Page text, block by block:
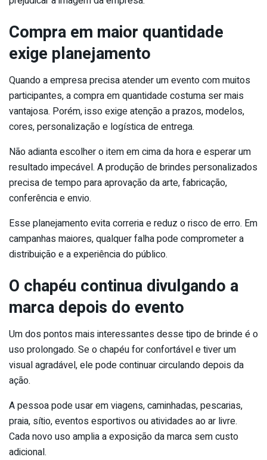
Compra em maior quantidade
exige planejamento
Quando a empresa precisa atender um evento com muitos
participantes, a compra em quantidade costuma ser mais
vantajosa. Porém, isso exige atenção a prazos, modelos,
cores, personalização e logística de entrega.
Não adianta escolher o item em cima da hora e esperar um
resultado impecável. A produção de brindes personalizados
precisa de tempo para aprovação da arte, fabricação,
conferência e envio.
Esse planejamento evita correria e reduz o risco de erro. Em
campanhas maiores, qualquer falha pode comprometer a
distribuição e a experiência do público.
O chapéu continua divulgando a
marca depois do evento
Um dos pontos mais interessantes desse tipo de brinde é o
uso prolongado. Se o chapéu for confortável e tiver um
visual agradável, ele pode continuar circulando depois da
ação.
A pessoa pode usar em viagens, caminhadas, pescarias,
praia, sítio, eventos esportivos ou atividades ao ar livre.
Cada novo uso amplia a exposição da marca sem custo
adicional.